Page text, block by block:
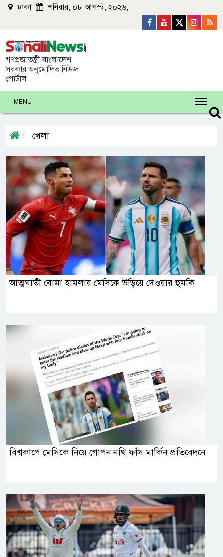
ঢাকা শনিবার, ০৮ আগস্ট, ২০২৬,
গণপ্রজাতন্ত্রী বাংলাদেশ
সরকার অনুমোদিত নিউজ
পোর্টাল
MENU
খেলা
আত্মঘাতী বোমা হামলায় মেসিকে উড়িয়ে দেওয়ার হুমকি
বিশ্বকাপে মেসিকে নিয়ে গোপন নথি ফাঁস মার্কিন প্রতিবেদনে